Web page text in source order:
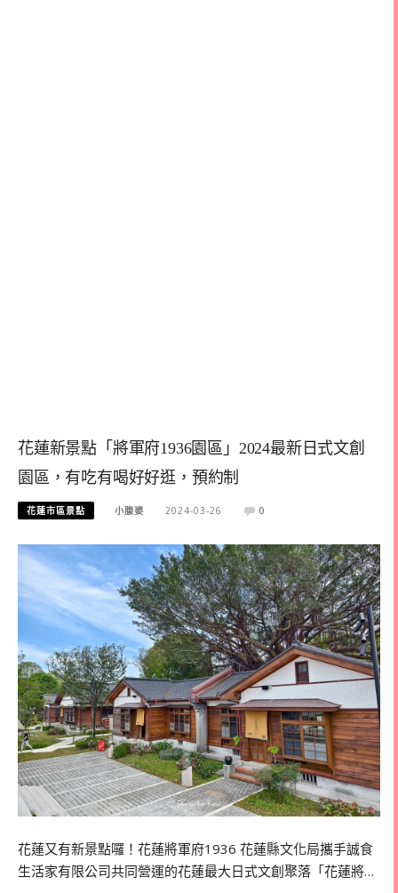
花蓮新景點「將軍府1936園區」2024最新日式文創
園區，有吃有喝好好逛，預約制
花蓮市區景點 小腹婆 2024-03-26 0
花蓮又有新景點囉！花蓮將軍府1936 花蓮縣文化局攜手誠食
生活家有限公司共同營運的花蓮最大日式文創聚落「花蓮將…